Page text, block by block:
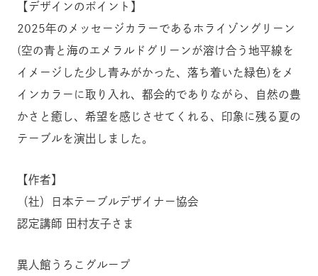
【デザインのポイント】
2025年のメッセージカラーであるホライゾングリーン
(空の青と海のエメラルドグリーンが溶け合う地平線を
イメージした少し青みがかった、落ち着いた緑色)をメ
インカラーに取り入れ、都会的でありながら、自然の豊
かさと癒し、希望を感じさせてくれる、印象に残る夏の
テーブルを演出しました。
【作者】
（社）日本テーブルデザイナー協会
認定講師 田村友子さま
異人館うろこグループ